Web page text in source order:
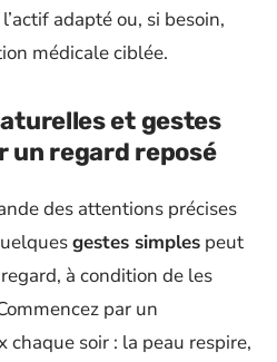
adapté ou, si besoin,
médicale ciblée.
et gestes
un regard reposé
des attentions précises
gestes simples peut
à condition de les
par un
chaque soir : la peau respire,